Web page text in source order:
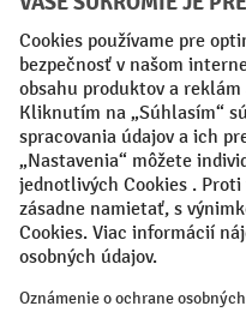
Faktúra Predplatba
Sociálne siete
Facebook
YouTube
LinkedIn
Nastavenia ochrany
All prices excl. VAT plus